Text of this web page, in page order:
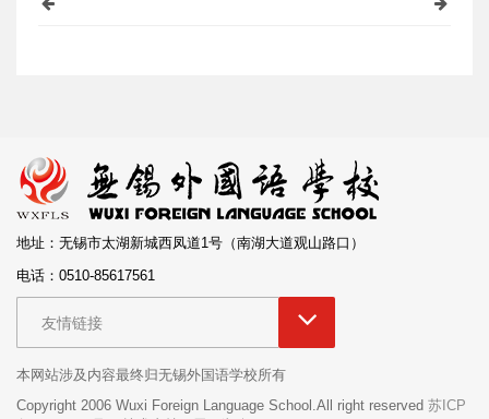
地址：无锡市太湖新城西凤道1号（南湖大道观山路口）
电话：0510-85617561
友情链接
本网站涉及内容最终归无锡外国语学校所有
Copyright 2006 Wuxi Foreign Language School.All right reserved 苏ICP